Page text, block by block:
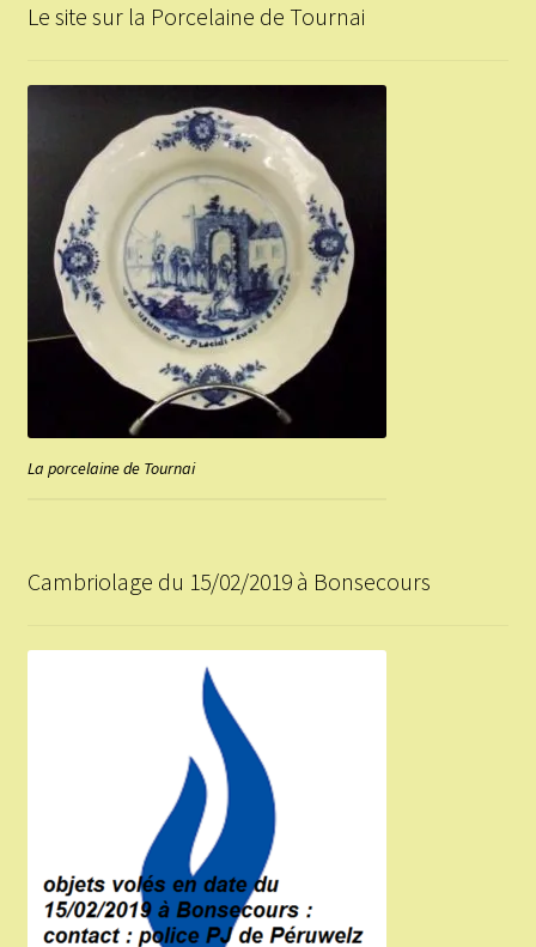
Le site sur la Porcelaine de Tournai
La porcelaine de Tournai
Cambriolage du 15/02/2019 à Bonsecours